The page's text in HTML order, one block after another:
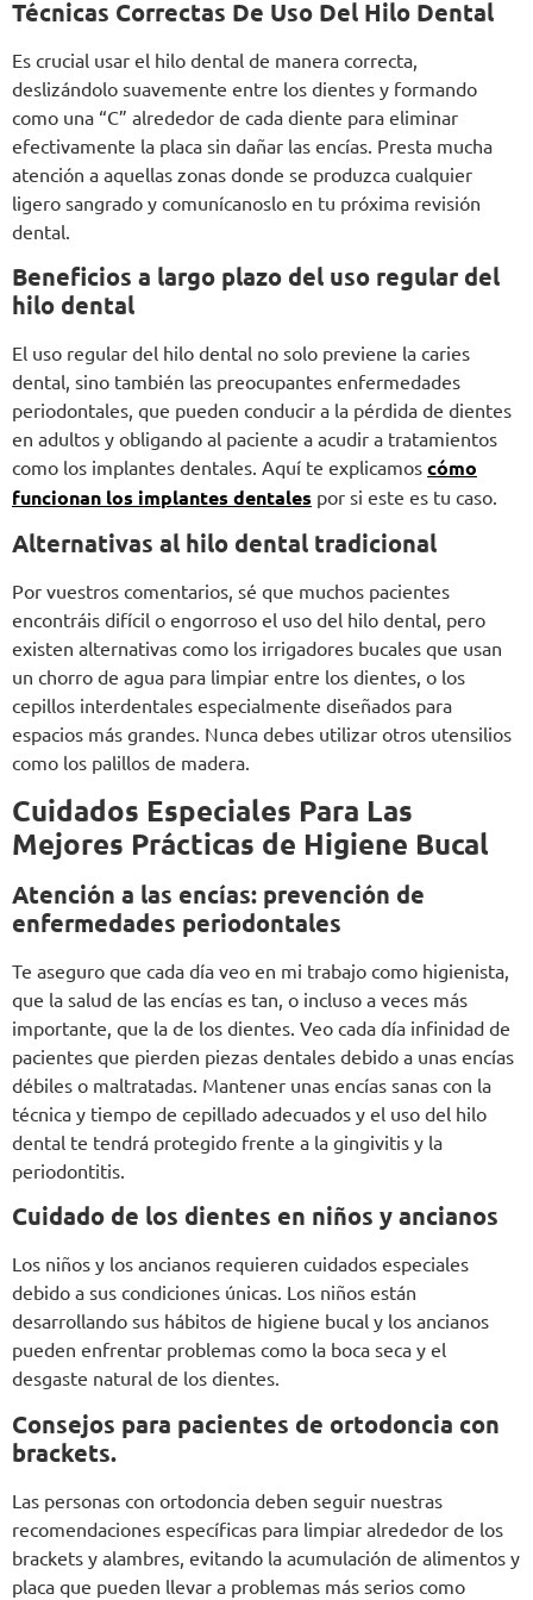
Técnicas Correctas De Uso Del Hilo Dental
Es crucial usar el hilo dental de manera correcta,
deslizándolo suavemente entre los dientes y formando
como una “C” alrededor de cada diente para eliminar
efectivamente la placa sin dañar las encías. Presta mucha
atención a aquellas zonas donde se produzca cualquier
ligero sangrado y comunícanoslo en tu próxima revisión
dental.
Beneficios a largo plazo del uso regular del
hilo dental
El uso regular del hilo dental no solo previene la caries
dental, sino también las preocupantes enfermedades
periodontales, que pueden conducir a la pérdida de dientes
en adultos y obligando al paciente a acudir a tratamientos
como los implantes dentales. Aquí te explicamos cómo
funcionan los implantes dentales por si este es tu caso.
Alternativas al hilo dental tradicional
Por vuestros comentarios, sé que muchos pacientes
encontráis difícil o engorroso el uso del hilo dental, pero
existen alternativas como los irrigadores bucales que usan
un chorro de agua para limpiar entre los dientes, o los
cepillos interdentales especialmente diseñados para
espacios más grandes. Nunca debes utilizar otros utensilios
como los palillos de madera.
Cuidados Especiales Para Las
Mejores Prácticas de Higiene Bucal
Atención a las encías: prevención de
enfermedades periodontales
Te aseguro que cada día veo en mi trabajo como higienista,
que la salud de las encías es tan, o incluso a veces más
importante, que la de los dientes. Veo cada día infinidad de
pacientes que pierden piezas dentales debido a unas encías
débiles o maltratadas. Mantener unas encías sanas con la
técnica y tiempo de cepillado adecuados y el uso del hilo
dental te tendrá protegido frente a la gingivitis y la
periodontitis.
Cuidado de los dientes en niños y ancianos
Los niños y los ancianos requieren cuidados especiales
debido a sus condiciones únicas. Los niños están
desarrollando sus hábitos de higiene bucal y los ancianos
pueden enfrentar problemas como la boca seca y el
desgaste natural de los dientes.
Consejos para pacientes de ortodoncia con
brackets.
Las personas con ortodoncia deben seguir nuestras
recomendaciones específicas para limpiar alrededor de los
brackets y alambres, evitando la acumulación de alimentos y
placa que pueden llevar a problemas más serios como